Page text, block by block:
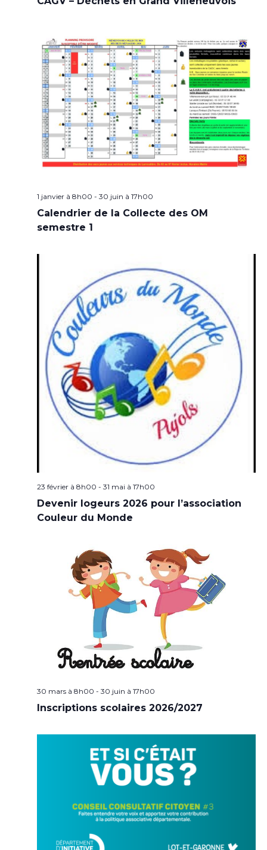
1 janvier à 8h00 - 30 juin à 17h00
Calendrier de la Collecte des OM
semestre 1
23 février à 8h00 - 31 mai à 17h00
Devenir logeurs 2026 pour l’association
Couleur du Monde
30 mars à 8h00 - 30 juin à 17h00
Inscriptions scolaires 2026/2027